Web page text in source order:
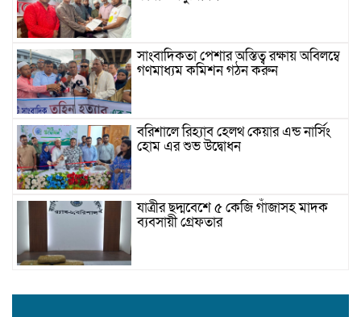
সাংবাদিকতা পেশার অস্তিত্ব রক্ষায় অবিলম্বে
গণমাধ্যম কমিশন গঠন করুন
বরিশালে রিহ্যাব হেলথ কেয়ার এন্ড নার্সিং
হোম এর শুভ উদ্বোধন
যাত্রীর ছদ্মবেশে ৫ কেজি গাঁজাসহ মাদক
ব্যবসায়ী গ্রেফতার
সেবীর ১৪ বছরে কিশোরী কন্যাকে বিয়ে,